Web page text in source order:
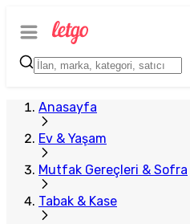
Anasayfa
Ev & Yaşam
Mutfak Gereçleri & Sofra
Tabak & Kase
Plus Satıcı